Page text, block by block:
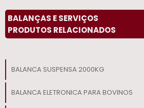
BALANÇAS E SERVIÇOS
PRODUTOS RELACIONADOS
BALANCA SUSPENSA 2000KG
BALANCA ELETRONICA PARA BOVINOS